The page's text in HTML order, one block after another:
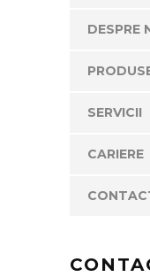
DESPRE
SERVICII
CARIERE